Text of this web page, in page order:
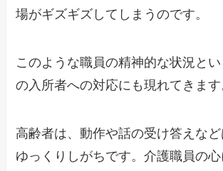
場がギズギズしてしまうのです。
このような職員の精神的な状況と
の入所者への対応にも現れてきます
高齢者は、動作や話の受け答えな
ゆっくりしがちです。介護職員の